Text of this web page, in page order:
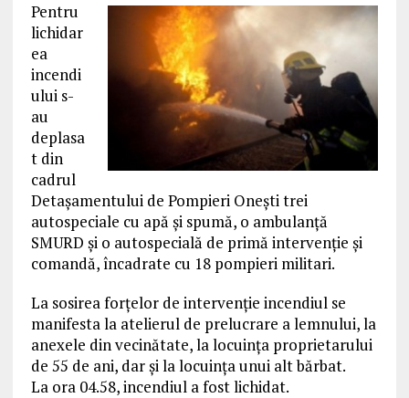
Pentru
lichidar
ea
incendi
ului s-
au
deplasa
t din
cadrul
Detaşamentului de Pompieri Oneşti trei
autospeciale cu apă şi spumă, o ambulanţă
SMURD şi o autospecială de primă intervenție și
comandă, încadrate cu 18 pompieri militari.
La sosirea forţelor de intervenţie incendiul se
manifesta la atelierul de prelucrare a lemnului, la
anexele din vecinătate, la locuinţa proprietarului
de 55 de ani, dar și la locuința unui alt bărbat.
La ora 04.58, incendiul a fost lichidat.